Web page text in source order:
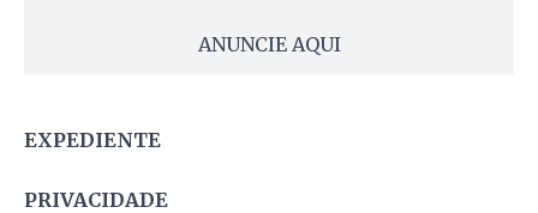
ANUNCIE AQUI
EXPEDIENTE
PRIVACIDADE